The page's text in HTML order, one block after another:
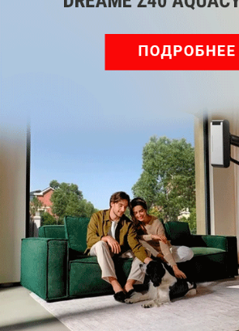
Алексей Иванов
Была ли статья интересна?
Поделиться
Подпишитесь на